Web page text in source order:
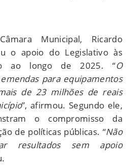
Municipal, Ricardo
o apoio do Legislativo às
ao longo de 2025. “O
para equipamentos
de 23 milhões de reais
”, afirmou. Segundo ele,
o compromisso da
de políticas públicas. “Não
resultados sem apoio